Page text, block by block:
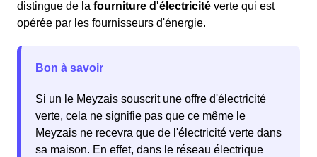
distingue de la fourniture d'électricité verte qui est
opérée par les fournisseurs d'énergie.
Bon à savoir
Si un le Meyzais souscrit une offre d'électricité
verte, cela ne signifie pas que ce même le
Meyzais ne recevra que de l'électricité verte dans
sa maison. En effet, dans le réseau électrique